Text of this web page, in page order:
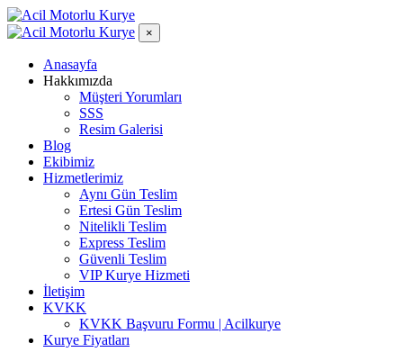
×
Anasayfa
Hakkımızda
Müşteri Yorumları
SSS
Resim Galerisi
Blog
Ekibimiz
Hizmetlerimiz
Aynı Gün Teslim
Ertesi Gün Teslim
Nitelikli Teslim
Express Teslim
Güvenli Teslim
VIP Kurye Hizmeti
İletişim
KVKK
KVKK Başvuru Formu | Acilkurye
Kurye Fiyatları